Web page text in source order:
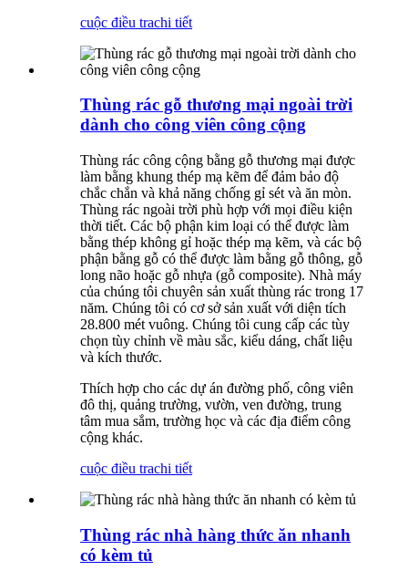
cuộc điều trachi tiết
Thùng rác gỗ thương mại ngoài trời
dành cho công viên công cộng
Thùng rác công cộng bằng gỗ thương mại được
làm bằng khung thép mạ kẽm để đảm bảo độ
chắc chắn và khả năng chống gỉ sét và ăn mòn.
Thùng rác ngoài trời phù hợp với mọi điều kiện
thời tiết. Các bộ phận kim loại có thể được làm
bằng thép không gỉ hoặc thép mạ kẽm, và các bộ
phận bằng gỗ có thể được làm bằng gỗ thông, gỗ
long não hoặc gỗ nhựa (gỗ composite). Nhà máy
của chúng tôi chuyên sản xuất thùng rác trong 17
năm. Chúng tôi có cơ sở sản xuất với diện tích
28.800 mét vuông. Chúng tôi cung cấp các tùy
chọn tùy chỉnh về màu sắc, kiểu dáng, chất liệu
và kích thước.
Thích hợp cho các dự án đường phố, công viên
đô thị, quảng trường, vườn, ven đường, trung
tâm mua sắm, trường học và các địa điểm công
cộng khác.
cuộc điều trachi tiết
Thùng rác nhà hàng thức ăn nhanh
có kèm tủ